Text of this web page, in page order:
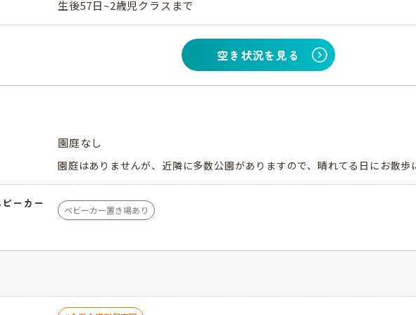
生後57日~2歳児クラスまで
空き状況を見る
園庭なし
園庭はありませんが、近隣に多数公園がありますので、晴れてる日にお散歩
ーカー
ベビーカー置き場あり